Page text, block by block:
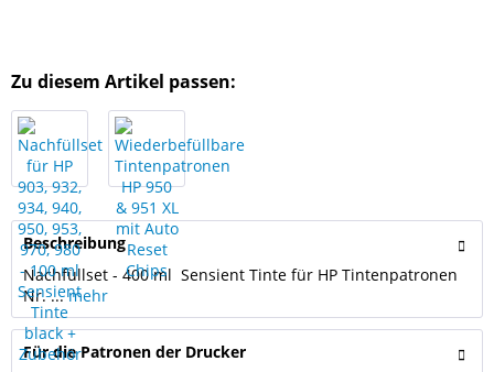
Zu diesem Artikel passen:
Beschreibung
Nachfüllset - 400 ml Sensient Tinte für HP Tintenpatronen
Nr. ...mehr
Für die Patronen der Drucker